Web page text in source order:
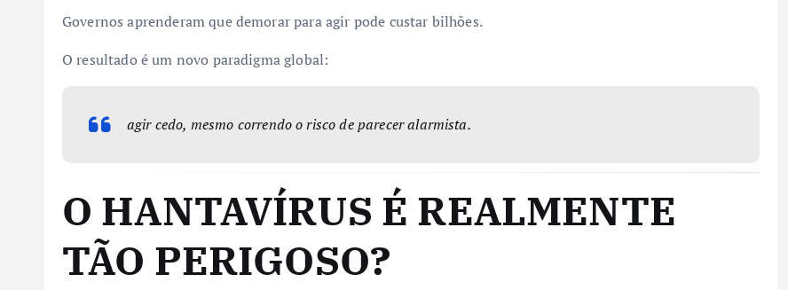
Governos aprenderam que demorar para agir pode custar bilhões.
O resultado é um novo paradigma global:
agir cedo, mesmo correndo o risco de parecer alarmista.
O HANTAVÍRUS É REALMENTE
TÃO PERIGOSO?